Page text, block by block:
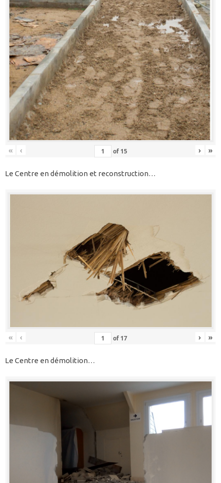
« ‹ of 15 › »
Le Centre en démolition et reconstruction…
« ‹ of 17 › »
Le Centre en démolition…